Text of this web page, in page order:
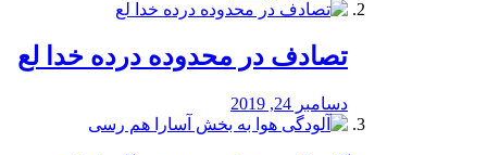
تصادف در محدوده درده خدا لع
دسامبر 24, 2019